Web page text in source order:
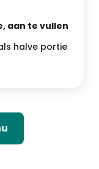
aan te vullen
halve portie